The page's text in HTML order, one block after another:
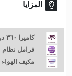
المزايا
كاميرا ٣٦٠ درجة
فرامل نظام ABS
مكيف الهواء